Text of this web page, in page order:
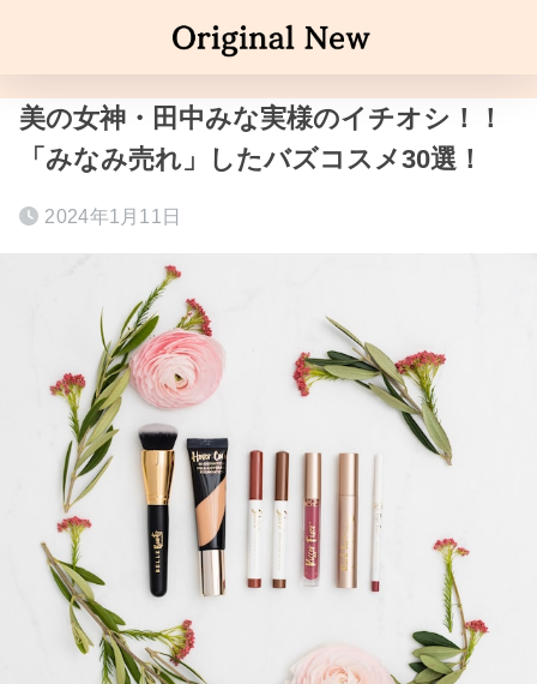
美の女神・田中みな実様のイチオシ！！
「みなみ売れ」したバズコスメ30選！
2024年1月11日